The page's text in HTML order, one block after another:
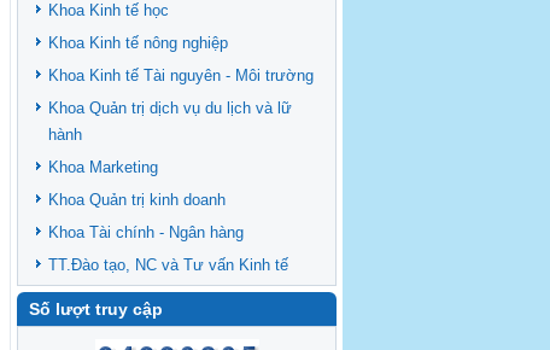
Khoa Kinh tế học
Khoa Kinh tế nông nghiệp
Khoa Kinh tế Tài nguyên - Môi trường
Khoa Quản trị dịch vụ du lịch và lữ
hành
Khoa Marketing
Khoa Quản trị kinh doanh
Khoa Tài chính - Ngân hàng
TT.Đào tạo, NC và Tư vấn Kinh tế
Số lượt truy cập